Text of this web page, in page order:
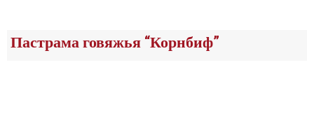
Пастрама говяжья “Корнбиф”